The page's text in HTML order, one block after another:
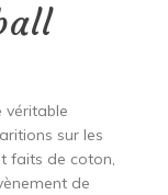
véritable
sur les
faits de coton,
de